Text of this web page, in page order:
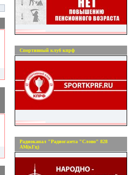
Спортивный клуб кпрф
Радиоканал "Радиогазета "Слово" 828
АМ(кГц)